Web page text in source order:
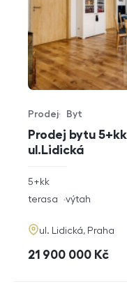
Prodej bytu
ul.Lidická
Typ nabídky
Prodej
Typ nemovitosti
Byt
rozměry
5+kk
funkce
terasa výtah
adresa
ul. Lidická, Praha
cena
21 900 000 Kč